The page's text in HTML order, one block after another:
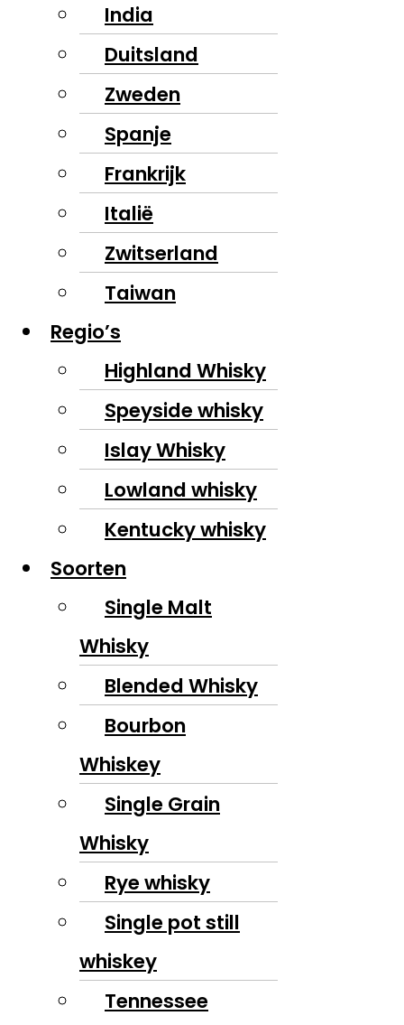
India
Duitsland
Zweden
Spanje
Frankrijk
Italië
Zwitserland
Taiwan
Regio’s
Highland Whisky
Speyside whisky
Islay Whisky
Lowland whisky
Kentucky whisky
Soorten
Single Malt
Whisky
Blended Whisky
Bourbon
Whiskey
Single Grain
Whisky
Rye whisky
Single pot still
whiskey
Tennessee